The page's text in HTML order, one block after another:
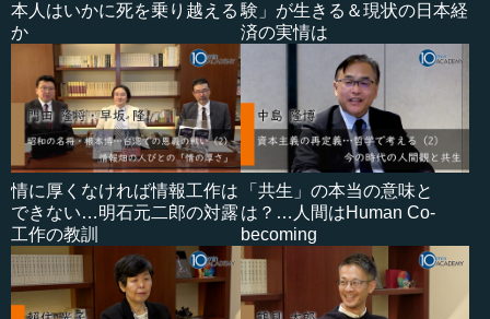
本人はいかに死を乗り越える
か
験」が生きる＆現状の日本経
済の実情は
情に厚くなければ情報工作は
できない…明石元二郎の対露
工作の教訓
「共生」の本当の意味と
は？…人間はHuman Co-
becoming